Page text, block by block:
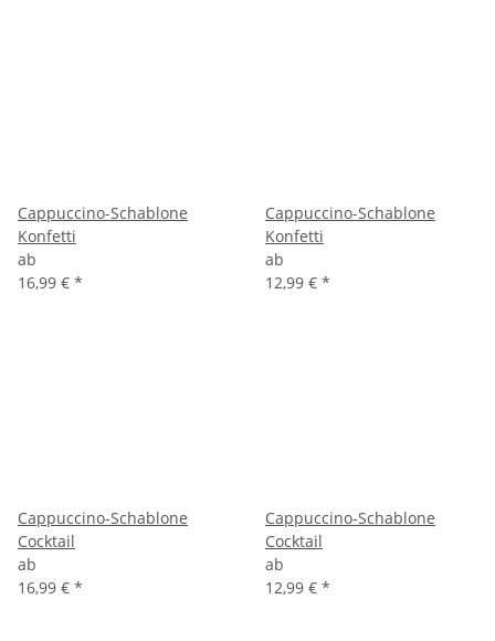
Cappuccino-Schablone
Konfetti
ab
16,99 € *
Cappuccino-Schablone
Konfetti
ab
12,99 € *
Cappuccino-Schablone
Cocktail
ab
16,99 € *
Cappuccino-Schablone
Cocktail
ab
12,99 € *